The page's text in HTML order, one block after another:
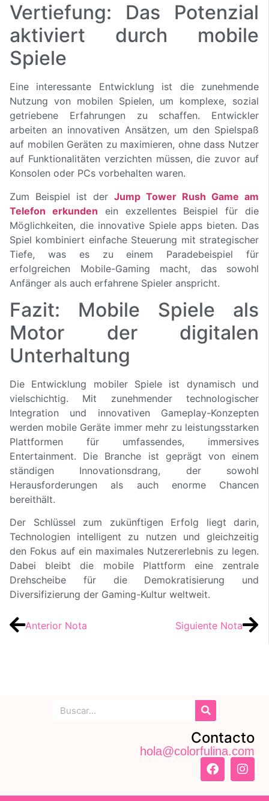
Vertiefung: Das Potenzial
aktiviert durch mobile
Spiele
Eine interessante Entwicklung ist die zunehmende
Nutzung von mobilen Spielen, um komplexe, sozial
getriebene Erfahrungen zu schaffen. Entwickler
arbeiten an innovativen Ansätzen, um den Spielspaß
auf mobilen Geräten zu maximieren, ohne dass Nutzer
auf Funktionalitäten verzichten müssen, die zuvor auf
Konsolen oder PCs vorbehalten waren.
Zum Beispiel ist der Jump Tower Rush Game am
Telefon erkunden ein exzellentes Beispiel für die
Möglichkeiten, die innovative Spiele apps bieten. Das
Spiel kombiniert einfache Steuerung mit strategischer
Tiefe, was es zu einem Paradebeispiel für
erfolgreichen Mobile-Gaming macht, das sowohl
Anfänger als auch erfahrene Spieler anspricht.
Fazit: Mobile Spiele als
Motor der digitalen
Unterhaltung
Die Entwicklung mobiler Spiele ist dynamisch und
vielschichtig. Mit zunehmender technologischer
Integration und innovativen Gameplay-Konzepten
werden mobile Geräte immer mehr zu leistungsstarken
Plattformen für umfassendes, immersives
Entertainment. Die Branche ist geprägt von einem
ständigen Innovationsdrang, der sowohl
Herausforderungen als auch enorme Chancen
bereithält.
Der Schlüssel zum zukünftigen Erfolg liegt darin,
Technologien intelligent zu nutzen und gleichzeitig
den Fokus auf ein maximales Nutzererlebnis zu legen.
Dabei bleibt die mobile Plattform eine zentrale
Drehscheibe für die Demokratisierung und
Diversifizierung der Gaming-Kultur weltweit.
Anterior Nota Siguiente Nota
Contacto
hola@colorfulina.com